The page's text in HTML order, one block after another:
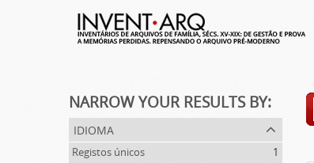
NARROW YOUR RESULTS BY:
idioma
Registos únicos
1